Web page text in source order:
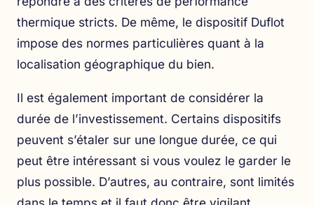
thermique stricts. De même, le dispositif Duflot
impose des normes particulières quant à la
localisation géographique du bien.
Il est également important de considérer la
durée de l’investissement. Certains dispositifs
peuvent s’étaler sur une longue durée, ce qui
peut être intéressant si vous voulez le garder le
plus possible. D’autres, au contraire, sont limités